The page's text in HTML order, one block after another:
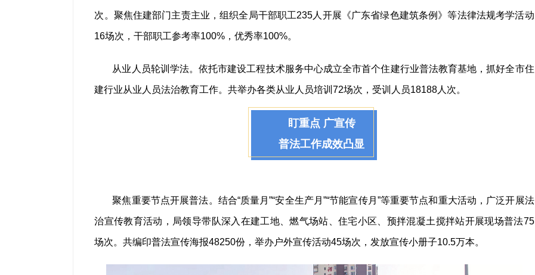
次。聚焦住建部门主责主业，组织全局干部职工235人开展《广东省绿色建筑条例》等法律法规考学活动
16场次，干部职工参考率100%，优秀率100%。
从业人员轮训学法。依托市建设工程技术服务中心成立全市首个住建行业普法教育基地，抓好全市住
建行业从业人员法治教育工作。共举办各类从业人员培训72场次，受训人员18188人次。
盯重点 广宣传
普法工作成效凸显
聚焦重要节点开展普法。结合“质量月”“安全生产月”“节能宣传月”等重要节点和重大活动，广泛开展法
治宣传教育活动，局领导带队深入在建工地、燃气场站、住宅小区、预拌混凝土搅拌站开展现场普法75
场次。共编印普法宣传海报48250份，举办户外宣传活动45场次，发放宣传小册子10.5万本。